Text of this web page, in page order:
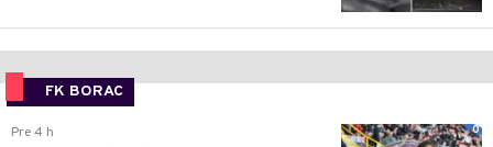
FK BORAC
0
Pre 4 h